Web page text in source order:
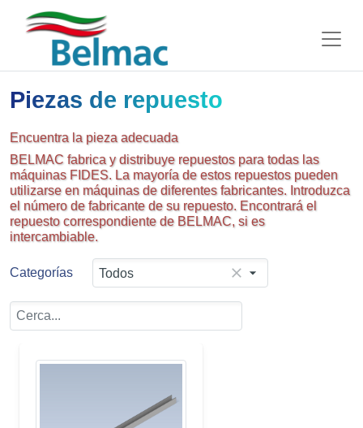
Piezas de repuesto
Encuentra la pieza adecuada
BELMAC fabrica y distribuye repuestos para todas las
máquinas FIDES. La mayoría de estos repuestos pueden
utilizarse en máquinas de diferentes fabricantes. Introduzca
el número de fabricante de su repuesto. Encontrará el
repuesto correspondiente de BELMAC, si es
intercambiable.
Categorías Todos